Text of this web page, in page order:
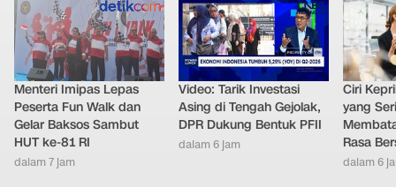
Menteri Imipas Lepas
Peserta Fun Walk dan
Gelar Baksos Sambut
HUT ke-81 RI
dalam 7 jam
Video: Tarik Investasi
Asing di Tengah Gejolak,
DPR Dukung Bentuk PFII
dalam 6 jam
Ciri
yang
Rasa
dalam 6